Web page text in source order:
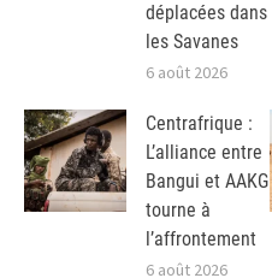
déplacées dans
les Savanes
6 août 2026
Centrafrique :
L’alliance entre
Bangui et AAKG
tourne à
l’affrontement
6 août 2026